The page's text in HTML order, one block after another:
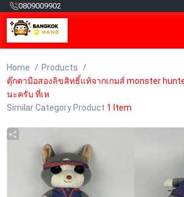
0809009902
Home
Products
ตุ๊กตามือสองลิขสิทธิ์แท้จากเกมส์ monster
นะครับ ที่เห
Similar Category Product 1 Item